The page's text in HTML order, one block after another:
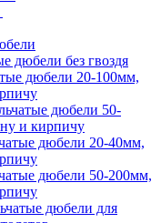
дюбели без гвоздя
дюбели 20-100мм,
дюбели 50-
и кирпичу
дюбели 20-40мм,
дюбели 50-200мм,
дюбели для